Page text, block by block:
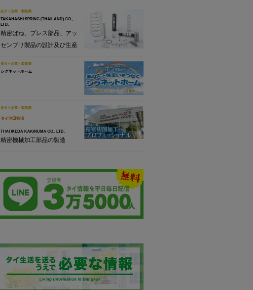
在タイ企業・製造業
TAKAHASHI SPRING (THAILAND) CO.,
LTD.
精密ばね、プレス部品、アッ
センブリ製品の設計及び生産
在タイ企業・製造業
シグネットホーム
在タイ企業・製造業
タイ池田柿沼
THAI IKEDA KAKINUMA CO., LTD.
精密機械加工部品の製造